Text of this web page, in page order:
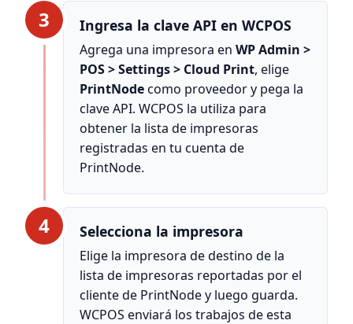
3 Ingresa la clave API en WCPOS
Agrega una impresora en WP Admin >
POS > Settings > Cloud Print, elige
PrintNodecomo proveedor y pega la
clave API. WCPOS la utiliza para
obtener la lista de impresoras
registradas en tu cuenta de
PrintNode.
4 Selecciona la impresora
Elige la impresora de destino de la
lista de impresoras reportadas por el
cliente de PrintNode y luego guarda.
WCPOS enviará los trabajos de esta